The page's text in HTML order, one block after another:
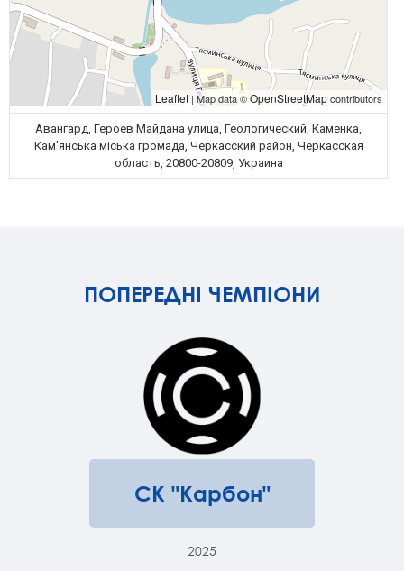
Leaflet | Map data ©OpenStreetMapcontributors
Авангард, Героев Майдана улица, Геологический, Каменка,
Кам'янська міська громада, Черкасский район, Черкасская
область, 20800-20809, Украина
ПОПЕРЕДНІ ЧЕМПІОНИ
СК "Карбон"
2025